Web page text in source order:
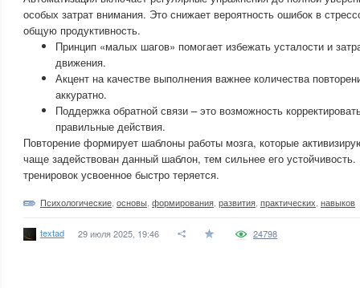
особых затрат внимания. Это снижает вероятность ошибок в
общую продуктивность.
Принцип «малых шагов» помогает избежать усталости и
движения.
Акцент на качестве выполнения важнее количества
аккуратно.
Поддержка обратной связи – это возможность
правильные действия.
Повторение формирует шаблоны работы мозга, которые
чаще задействован данный шаблон, тем сильнее его устойчивость.
тренировок усвоенное быстро теряется.
Психологические основы формирования развития практических навыков
textad 29 июля 2025, 19:46 24798